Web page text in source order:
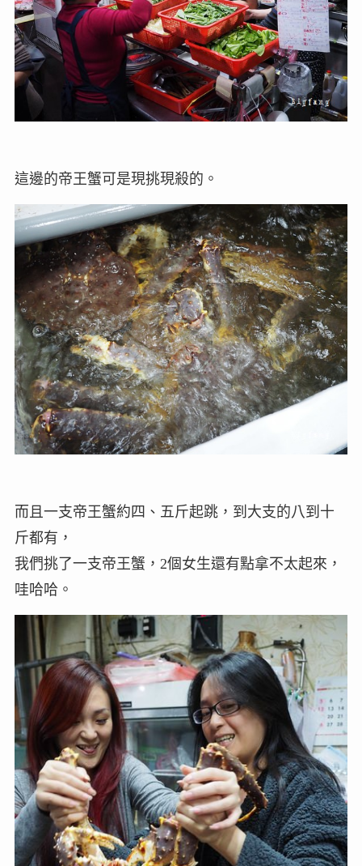
這邊的帝王蟹可是現挑現殺的。
而且一支帝王蟹約四、五斤起跳，到大支的八到十
斤都有，
我們挑了一支帝王蟹，2個女生還有點拿不太起來，
哇哈哈。